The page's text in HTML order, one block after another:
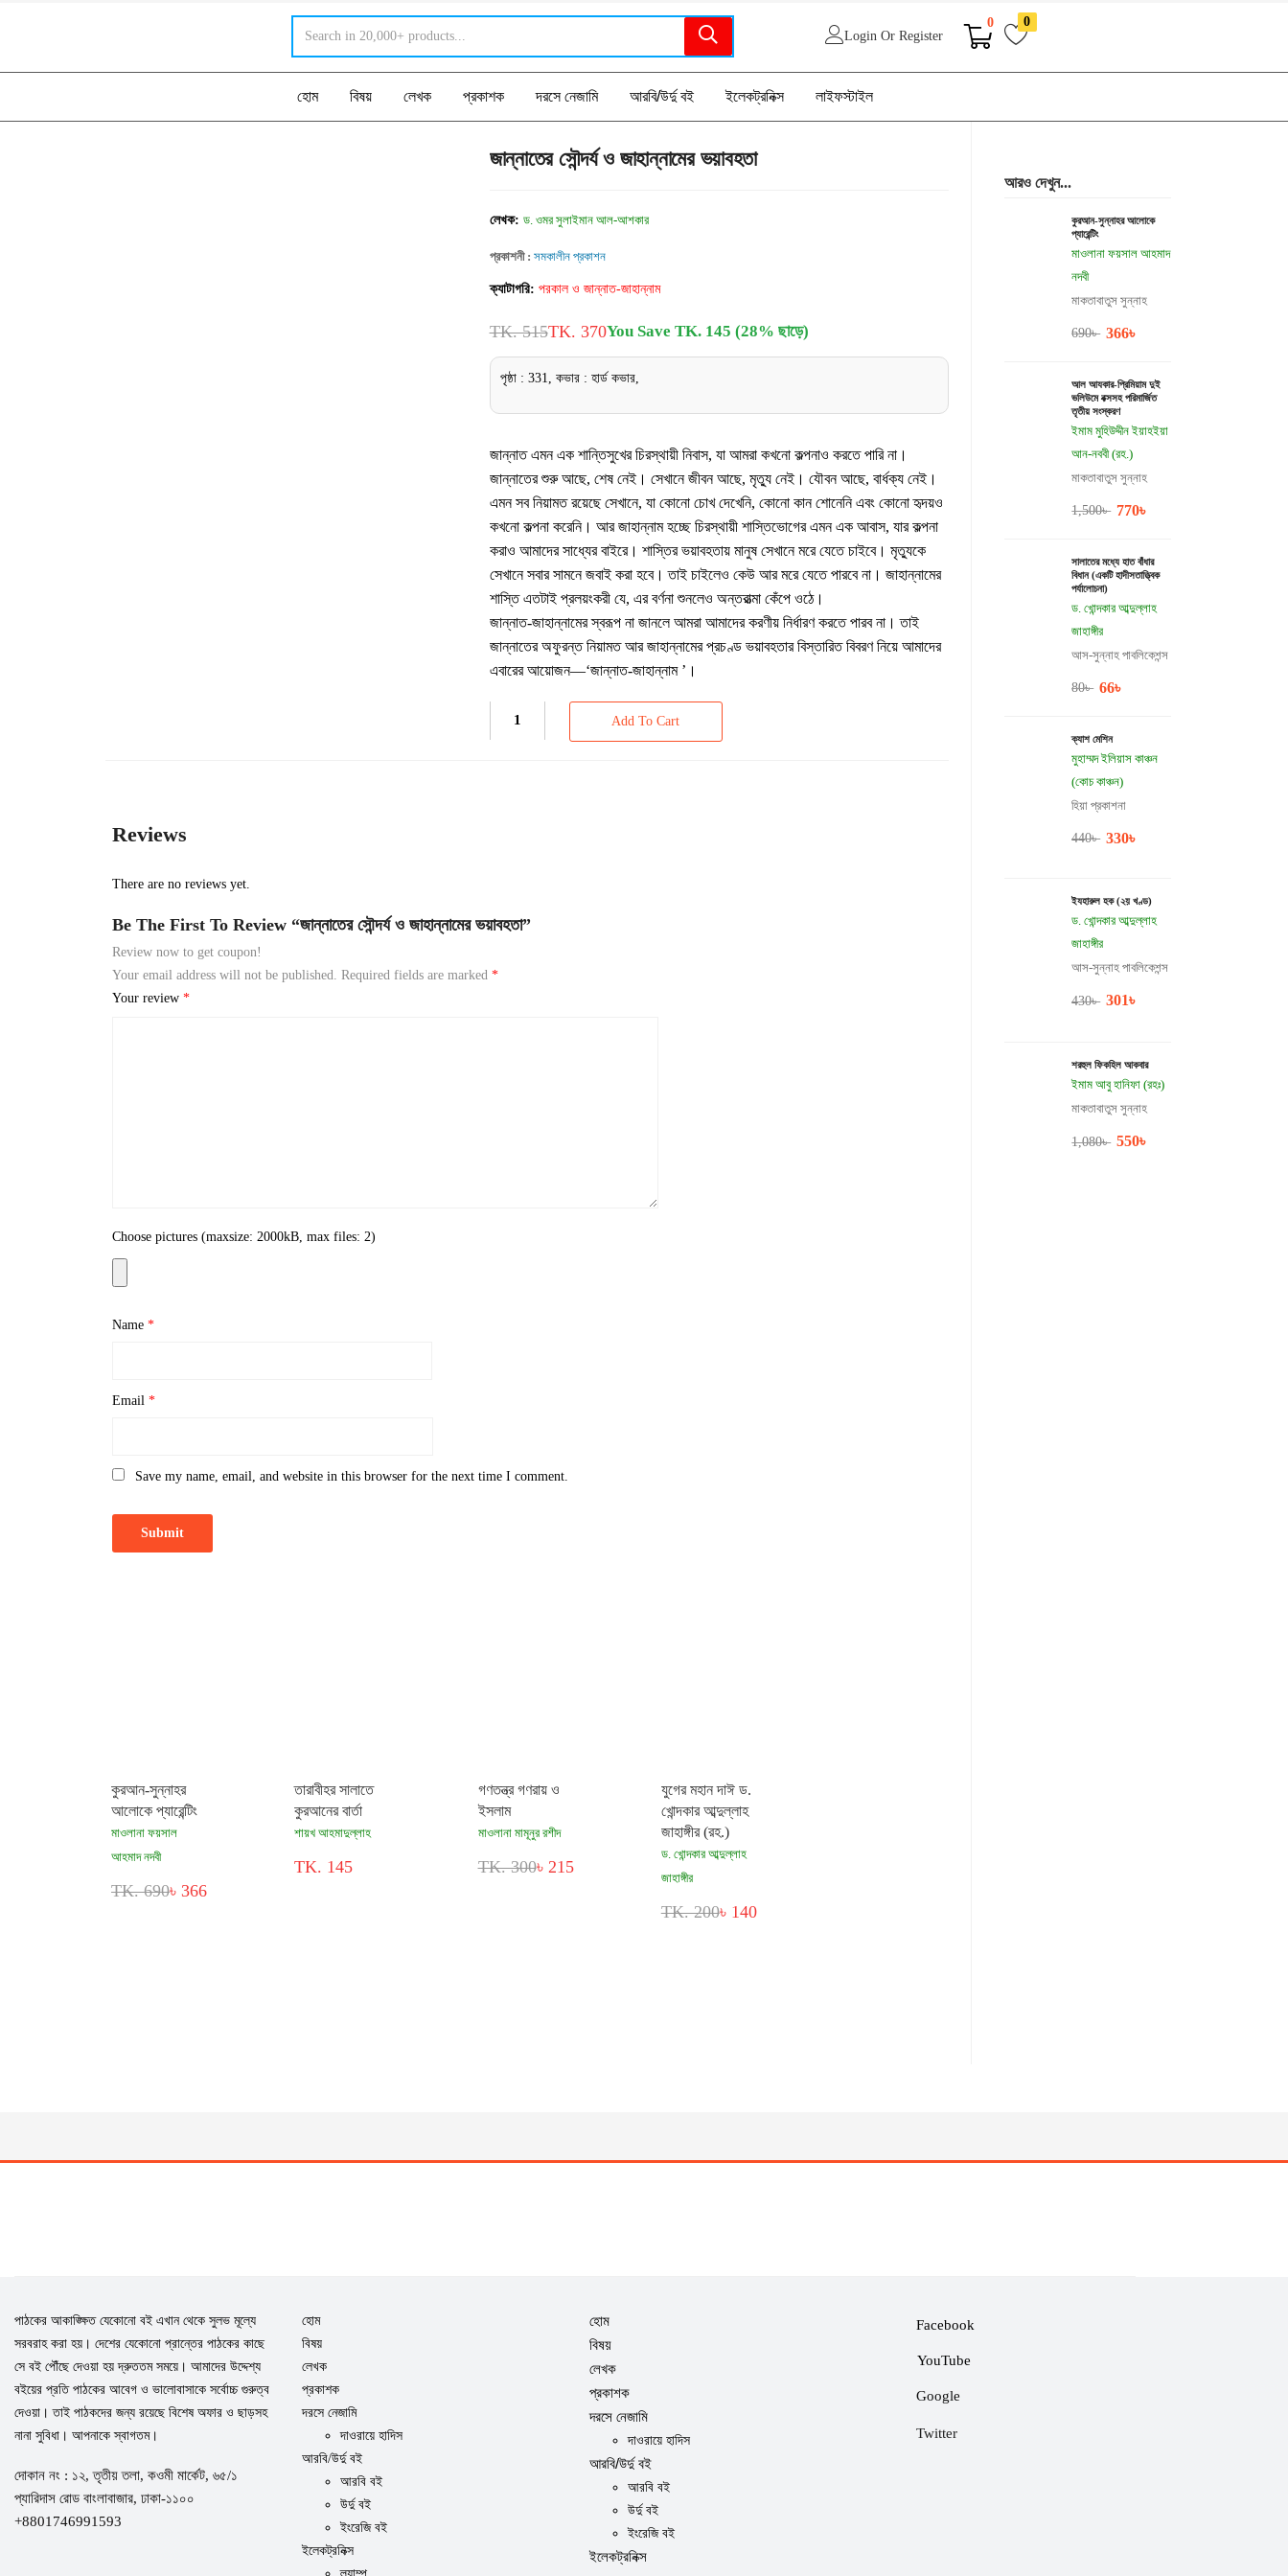
Login Or Register
0 0
হোম বিষয় লেখক প্রকাশক দরসে নেজামি আরবি/উর্দু বই ইলেকট্রনিক্স লাইফস্টাইল
আরও দেখুন...
কুরআন-সুন্নাহর আলোকে
প্যারেন্টিং
মাওলানা ফয়সাল আহমাদ
নদবী
মাকতাবাতুস সুন্নাহ
690৳ 366৳
আল আযকার-প্রিমিয়াম দুই
ভলিউমে বক্সসহ পরিমার্জিত
তৃতীয় সংস্করণ
ইমাম মুহিউদ্দীন ইয়াহইয়া
আন-নববী (রহ.)
মাকতাবাতুস সুন্নাহ
1,500৳ 770৳
সালাতের মধ্যে হাত বাঁধার
বিধান (একটি হাদীসতাত্ত্বিক
পর্যালোচনা)
ড. খোন্দকার আব্দুল্লাহ
জাহাঙ্গীর
আস-সুন্নাহ পাবলিকেশন্স
80৳ 66৳
ক্যাশ মেশিন
মুহাম্মদ ইলিয়াস কাঞ্চন
(কোচ কাঞ্চন)
হিয়া প্রকাশনা
440৳ 330৳
ইযহারুল হক (২য় খণ্ড)
ড. খোন্দকার আব্দুল্লাহ
জাহাঙ্গীর
আস-সুন্নাহ পাবলিকেশন্স
430৳ 301৳
শরহুল ফিকহিল আকবার
ইমাম আবু হানিফা (রহঃ)
মাকতাবাতুস সুন্নাহ
1,080৳ 550৳
জান্নাতের সৌন্দর্য ও জাহান্নামের ভয়াবহতা
লেখক: ড. ওমর সুলাইমান আল-আশকার
প্রকাশনী : সমকালীন প্রকাশন
ক্যাটাগরি: পরকাল ও জান্নাত-জাহান্নাম
TK. 515TK. 370You Save TK. 145 (28% ছাড়ে)
পৃষ্ঠা : 331, কভার : হার্ড কভার,
জান্নাত এমন এক শান্তিসুখের চিরস্থায়ী নিবাস, যা আমরা কখনো কল্পনাও করতে পারি না।
জান্নাতের শুরু আছে, শেষ নেই। সেখানে জীবন আছে, মৃত্যু নেই। যৌবন আছে, বার্ধক্য নেই।
এমন সব নিয়ামত রয়েছে সেখানে, যা কোনো চোখ দেখেনি, কোনো কান শোনেনি এবং কোনো হৃদয়ও
কখনো কল্পনা করেনি। আর জাহান্নাম হচ্ছে চিরস্থায়ী শাস্তিভোগের এমন এক আবাস, যার কল্পনা
করাও আমাদের সাধ্যের বাইরে। শাস্তির ভয়াবহতায় মানুষ সেখানে মরে যেতে চাইবে। মৃত্যুকে
সেখানে সবার সামনে জবাই করা হবে। তাই চাইলেও কেউ আর মরে যেতে পারবে না। জাহান্নামের
শাস্তি এতটাই প্রলয়ংকরী যে, এর বর্ণনা শুনলেও অন্তরাত্মা কেঁপে ওঠে।
জান্নাত-জাহান্নামের স্বরূপ না জানলে আমরা আমাদের করণীয় নির্ধারণ করতে পারব না। তাই
জান্নাতের অফুরন্ত নিয়ামত আর জাহান্নামের প্রচণ্ড ভয়াবহতার বিস্তারিত বিবরণ নিয়ে আমাদের
এবারের আয়োজন—‘জান্নাত-জাহান্নাম ’।
Add To Cart
Reviews
There are no reviews yet.
Be The First To Review “জান্নাতের সৌন্দর্য ও জাহান্নামের ভয়াবহতা”
Review now to get coupon!
Your email address will not be published.
Required fields are marked*
Your review*
Choose pictures (maxsize: 2000kB, max files: 2)
Name*
Email*
Save my name, email, and website in this browser for the next time I comment.
কুরআন-সুন্নাহর
আলোকে প্যারেন্টিং
মাওলানা ফয়সাল
আহমাদ নদবী
TK. 690৳ 366
তারাবীহর সালাতে
কুরআনের বার্তা
শায়খ আহমাদুল্লাহ
TK. 145
গণতন্ত্র গণরায় ও
ইসলাম
মাওলানা মামূনুর রশীদ
TK. 300৳ 215
যুগের মহান দাঈ ড.
খোন্দকার আব্দুল্লাহ
জাহাঙ্গীর (রহ.)
ড. খোন্দকার আব্দুল্লাহ
জাহাঙ্গীর
TK. 200৳ 140
পাঠকের আকাঙ্ক্ষিত যেকোনো বই এখান থেকে সুলভ মূল্যে
সরবরাহ করা হয়। দেশের যেকোনো প্রান্তের পাঠকের কাছে
সে বই পৌঁছে দেওয়া হয় দ্রুততম সময়ে। আমাদের উদ্দেশ্য
বইয়ের প্রতি পাঠকের আবেগ ও ভালোবাসাকে সর্বোচ্চ গুরুত্ব
দেওয়া। তাই পাঠকদের জন্য রয়েছে বিশেষ অফার ও ছাড়সহ
নানা সুবিধা। আপনাকে স্বাগতম।
দোকান নং : ১২, তৃতীয় তলা, কওমী মার্কেট, ৬৫/১
প্যারিদাস রোড বাংলাবাজার, ঢাকা-১১০০
+8801746991593
হোম
বিষয়
লেখক
প্রকাশক
দরসে নেজামি
দাওরায়ে হাদিস
আরবি/উর্দু বই
আরবি বই
উর্দু বই
ইংরেজি বই
ইলেকট্রনিক্স
হোম
বিষয়
লেখক
প্রকাশক
দরসে নেজামি
দাওরায়ে হাদিস
আরবি/উর্দু বই
আরবি বই
উর্দু বই
ইংরেজি বই
ইলেকট্রনিক্স
Facebook
YouTube
Google
Twitter